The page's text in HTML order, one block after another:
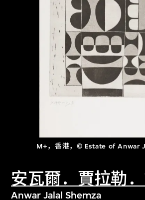
M+，香港，© Estate of Anwar
安瓦爾．賈拉勒
Anwar Jalal Shemza
关于M+藏品
探索世界顶级的二十及二十
文化藏品。